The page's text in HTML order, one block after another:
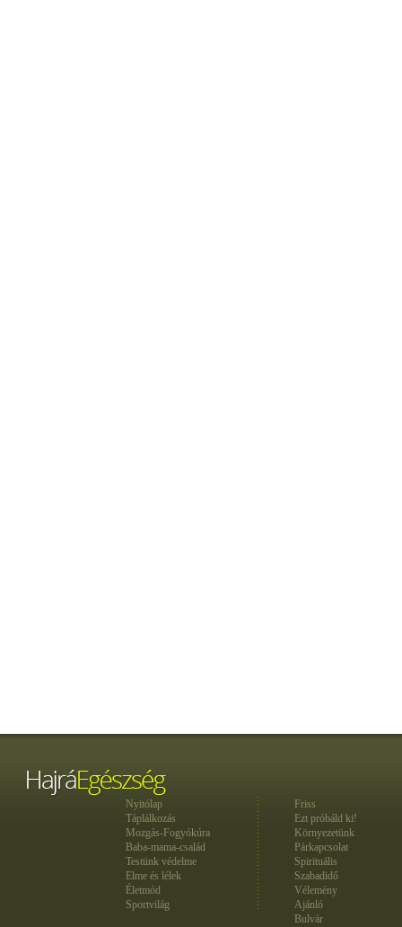
Nyitólap
Táplálkozás
Mozgás-Fogyókúra
Baba-mama-család
Testünk védelme
Elme és lélek
Életmód
Sportvilág
Friss
Ezt próbáld ki!
Környezetünk
Párkapcsolat
Spirituális
Szabadidő
Vélemény
Ajánló
Bulvár